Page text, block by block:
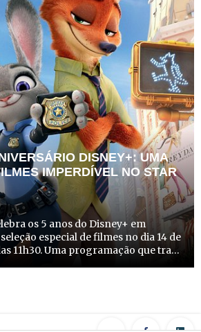
DISNEY+: UMA
IMPERDÍVEL NO STAR
os 5 anos do Disney+ em
especial de filmes no dia 14 de
11h30. Uma programação que traz